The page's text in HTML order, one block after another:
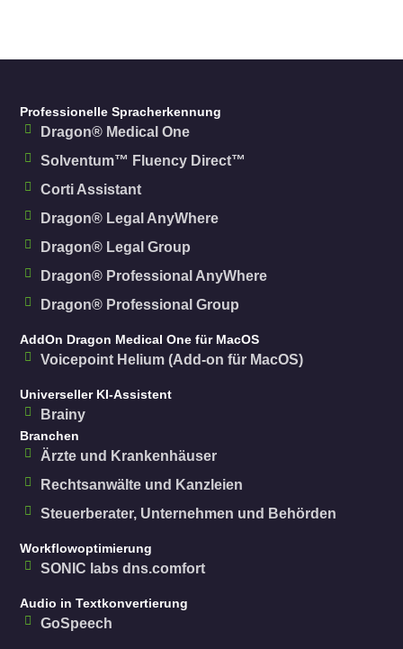
Professionelle Spracherkennung
Dragon® Medical One
Solventum™ Fluency Direct™
Corti Assistant
Dragon® Legal AnyWhere
Dragon® Legal Group
Dragon® Professional AnyWhere
Dragon® Professional Group
AddOn Dragon Medical One für MacOS
Voicepoint Helium (Add-on für MacOS)
Universeller KI-Assistent
Brainy
Branchen
Ärzte und Krankenhäuser
Rechtsanwälte und Kanzleien
Steuerberater, Unternehmen und Behörden
Workflowoptimierung
SONIC labs dns.comfort
Audio in Textkonvertierung
GoSpeech